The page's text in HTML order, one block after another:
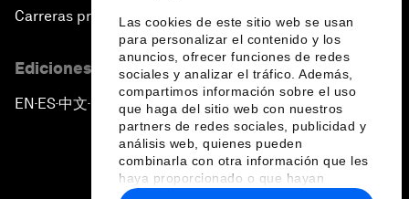
Las cookies de este sitio web se usan
para personalizar el contenido y los
anuncios, ofrecer funciones de redes
sociales y analizar el tráfico. Además,
compartimos información sobre el uso
que haga del sitio web con nuestros
partners de redes sociales, publicidad y
análisis web, quienes pueden
combinarla con otra información que les
haya proporcionado o que hayan
recopilado a partir del uso que haya
Carreras profesionales
Ediciones en otros idiomas
EN ▪ES▪中文▪ 日本語